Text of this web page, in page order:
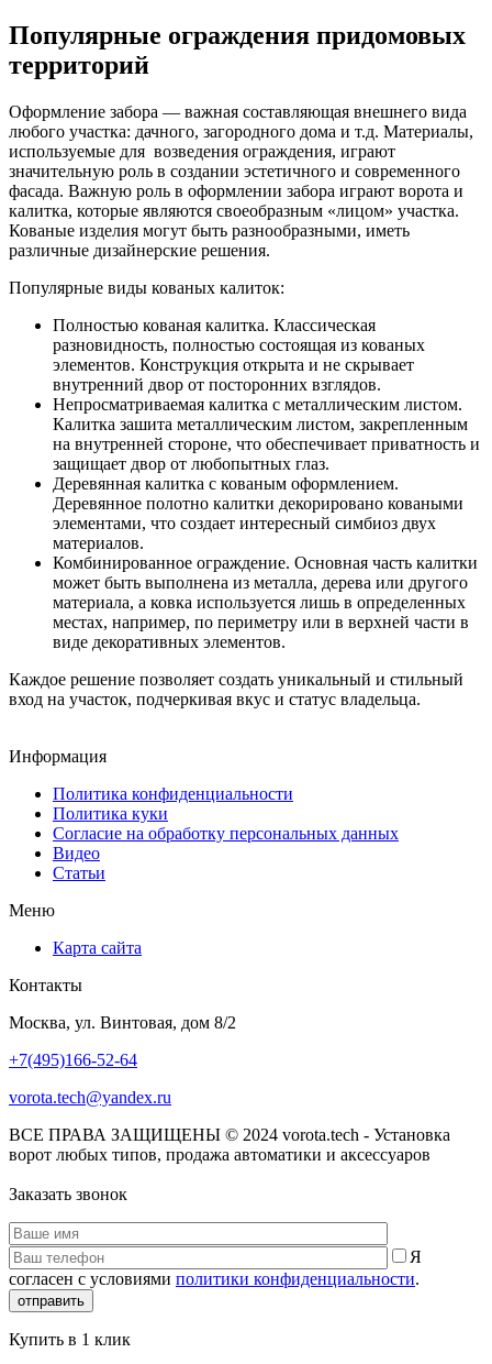
Популярные ограждения придомовых
территорий
Оформление забора — важная составляющая внешнего вида
любого участка: дачного, загородного дома и т.д. Материалы,
используемые для возведения ограждения, играют
значительную роль в создании эстетичного и современного
фасада. Важную роль в оформлении забора играют ворота и
калитка, которые являются своеобразным «лицом» участка.
Кованые изделия могут быть разнообразными, иметь
различные дизайнерские решения.
Популярные виды кованых калиток:
Полностью кованая калитка. Классическая
разновидность, полностью состоящая из кованых
элементов. Конструкция открыта и не скрывает
внутренний двор от посторонних взглядов.
Непросматриваемая калитка с металлическим листом.
Калитка зашита металлическим листом, закрепленным
на внутренней стороне, что обеспечивает приватность и
защищает двор от любопытных глаз.
Деревянная калитка с кованым оформлением.
Деревянное полотно калитки декорировано коваными
элементами, что создает интересный симбиоз двух
материалов.
Комбинированное ограждение. Основная часть калитки
может быть выполнена из металла, дерева или другого
материала, а ковка используется лишь в определенных
местах, например, по периметру или в верхней части в
виде декоративных элементов.
Каждое решение позволяет создать уникальный и стильный
вход на участок, подчеркивая вкус и статус владельца.
Информация
Политика конфиденциальности
Политика куки
Согласие на обработку персональных данных
Видео
Статьи
Меню
Карта сайта
Контакты
Москва, ул. Винтовая, дом 8/2
+7(495)166-52-64
vorota.tech@yandex.ru
ВСЕ ПРАВА ЗАЩИЩЕНЫ © 2024 vorota.tech - Установка
ворот любых типов, продажа автоматики и аксессуаров
Заказать звонок
Я
согласен с условиями политики конфиденциальности.
отправить
Купить в 1 клик